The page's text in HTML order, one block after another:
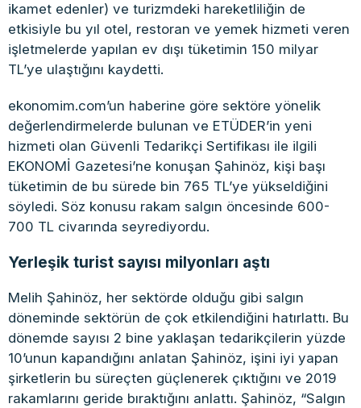
ikamet edenler) ve turizmdeki hareketliliğin de
etkisiyle bu yıl otel, restoran ve yemek hizmeti veren
işletmelerde yapılan ev dışı tüketimin 150 milyar
TL’ye ulaştığını kaydetti.
ekonomim.com’un haberine göre sektöre yönelik
değerlendirmelerde bulunan ve ETÜDER’in yeni
hizmeti olan Güvenli Tedarikçi Sertifikası ile ilgili
EKONOMİ Gazetesi’ne konuşan Şahinöz, kişi başı
tüketimin de bu sürede bin 765 TL’ye yükseldiğini
söyledi. Söz konusu rakam salgın öncesinde 600-
700 TL civarında seyrediyordu.
Yerleşik turist sayısı milyonları aştı
Melih Şahinöz, her sektörde olduğu gibi salgın
döneminde sektörün de çok etkilendiğini hatırlattı. Bu
dönemde sayısı 2 bine yaklaşan tedarikçilerin yüzde
10’unun kapandığını anlatan Şahinöz, işini iyi yapan
şirketlerin bu süreçten güçlenerek çıktığını ve 2019
rakamlarını geride bıraktığını anlattı. Şahinöz, “Salgın